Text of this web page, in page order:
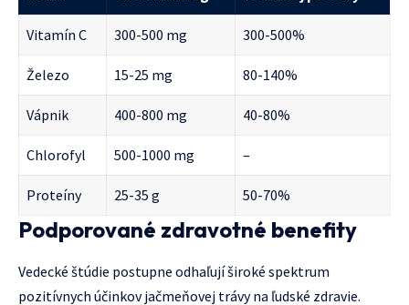
Vitamín C 300-500 mg 300-500%
Železo 15-25 mg 80-140%
Vápnik 400-800 mg 40-80%
Chlorofyl 500-1000 mg –
Proteíny 25-35 g 50-70%
Podporované zdravotné benefity
Vedecké štúdie postupne odhaľují široké spektrum
pozitívnych účinkov jačmeňovej trávy na ľudské zdravie.